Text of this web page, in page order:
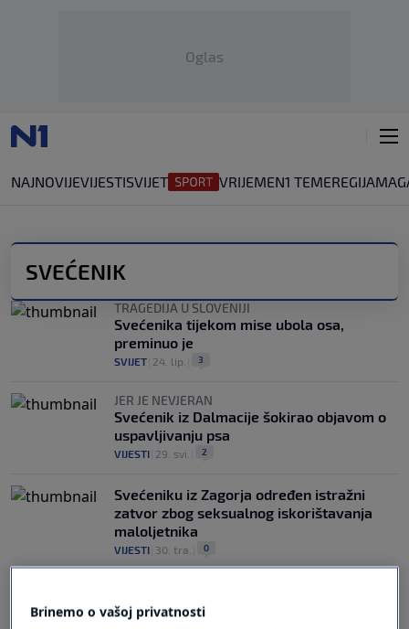
Oglas
NAJNOVIJEVIJESTISVIJET VRIJEMEN1 TEMEREGIJA
SVEĆENIK
TRAGEDIJA U SLOVENIJI
Svećenika tijekom mise ubola osa,
preminuo je
SVIJET 24. lip. 3
JER JE NEVJERAN
Svećenik iz Dalmacije šokirao objavom o
uspavljivanju psa
VIJESTI 29. svi. 2
Svećeniku iz Zagorja određen istražni
zatvor zbog seksualnog iskorištavanja
maloljetnika
VIJESTI 30. tra. 0
Brinemo o vašoj privatnosti